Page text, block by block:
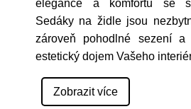
elegance a komfortu se
Sedáky na židle jsou
zároveň pohodlné sezení a
estetický dojem Vašeho
Zobrazit více